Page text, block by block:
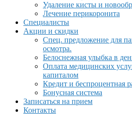
Удаление кисты и
Лечение перикоронита
Специалисты
Акции и скидки
Спец. предложение для
осмотра.
Белоснежная улыбка в
Оплата медицинских
капиталом
Кредит и беспроцентная
Бонусная система
Записаться на прием
Контакты